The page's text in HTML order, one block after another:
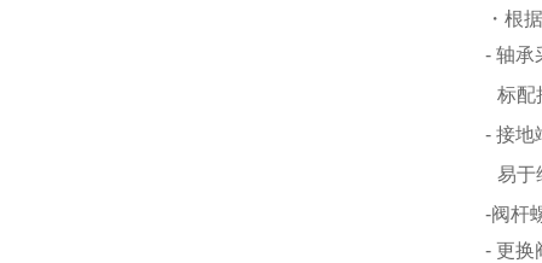
・根
- 轴承
标配
- 接地
易于
-阀杆
- 更换